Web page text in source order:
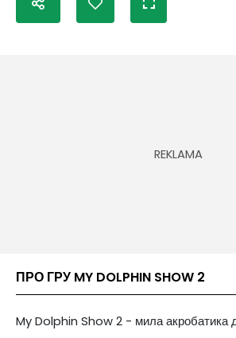
ПРО ГРУ MY DOLPHIN SHOW 2
My Dolphin Show 2 - мила акробатика